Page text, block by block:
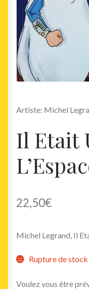
Artiste: Michel
Il Etait
22,50€
Michel Legrand, Il
Rupture de stock
Voulez vous être